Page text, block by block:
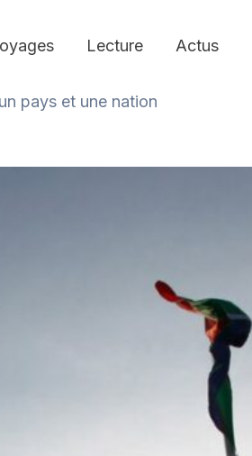
Lecture Actus
pays et une nation